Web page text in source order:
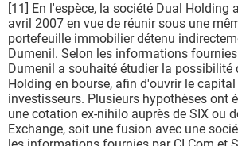
[11] En l'espèce, la société Dual Holding
avril 2007 en vue de réunir sous une
portefeuille immobilier détenu
Dumenil. Selon les informations
Dumenil a souhaité étudier la possibilité
Holding en bourse, afin d'ouvrir le
investisseurs. Plusieurs hypothèses ont
une cotation ex-nihilo auprès de SIX ou
Exchange, soit une fusion avec une